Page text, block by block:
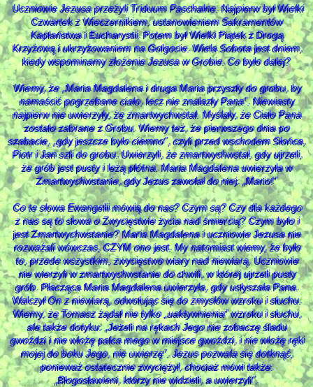
Uczniowie Jezusa przeżyli Triduum Paschalne. Najpierw był Wielki
Czwartek z Wieczernikiem, ustanowieniem Sakramentów
Kapłaństwa i Eucharystii. Potem był Wielki Piątek z Drogą
Krzyżową i ukrzyżowaniem na Golgocie. Wiela Sobota jest dniem,
kiedy wspominamy złożenie Jezusa w Grobie. Co było dalej?
Wiemy, że „Maria Magdalena i druga Maria przyszły do grobu, by
namaścić pogrzebane ciało, lecz nie znalazły Pana”. Niewiasty
najpierw nie uwierzyły, że zmartwychwstał. Myślały, że Ciało Pana
zostało zabrane z Grobu. Wiemy też, że pierwszego dnia po
szabacie, „gdy jeszcze było ciemno”, czyli przed wschodem Słońca,
Piotr i Jan szli do grobu. Uwierzyli, że zmartwychwstał, gdy ujrzeli,
że grób jest pusty i leżą płótna. Maria Magdalena uwierzyła w
Zmartwychwstanie, gdy Jezus zawołał do niej: „Mario!”
Co te słowa Ewangelii mówią do nas? Czym są? Czy dla każdego
z nas są to słowa o Zwycięstwie życia nad śmiercią? Czym było i
jest Zmartwychwstanie? Maria Magdalena i uczniowie Jezusa nie
rozważali wówczas, CZYM ono jest. My natomiast wiemy, że było
to, przede wszystkim, zwycięstwo wiary nad niewiarą. Uczniowie
nie wierzyli w zmartwychwstanie do chwili, w której ujrzeli pusty
grób. Płacząca Maria Magdalena uwierzyła, gdy usłyszała Pana.
Walczył On z niewiarą, odwołując się do zmysłów wzroku i słuchu.
Wiemy, że Tomasz żądał nie tylko „uaktywnienia” wzroku i słuchu,
ale także dotyku: „Jeżeli na rękach Jego nie zobaczę śladu
gwoździ i nie włożę palca mego w miejsce gwoździ, i nie włożę ręki
mojej do boku Jego, nie uwierzę”. Jezus pozwala się dotknąć,
ponieważ ostatecznie zwyciężył, chociaż mówi także:
„Błogosławieni, którzy nie widzieli, a uwierzyli”.